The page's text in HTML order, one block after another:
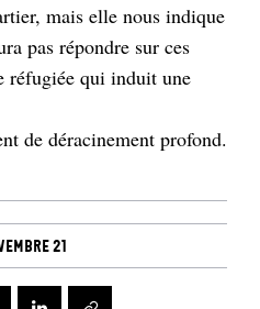
mais elle nous indique
pas répondre sur ces
réfugiée qui induit une
de déracinement profond.
21